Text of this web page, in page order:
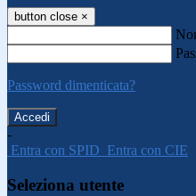
button close ×
Password dimenticata?
-
Entra con SPID Entra con CIE
Seleziona utente